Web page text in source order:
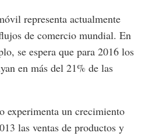
representa actualmente
de comercio mundial. En
se espera que para 2016 los
en más del 21% de las
experimenta un crecimiento
las ventas de productos y